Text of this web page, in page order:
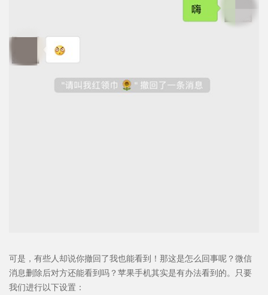
可是，有些人却说你撤回了我也能看到！那这是怎么回事呢？微信
消息删除后对方还能看到吗？苹果手机其实是有办法看到的。只要
我们进行以下设置：